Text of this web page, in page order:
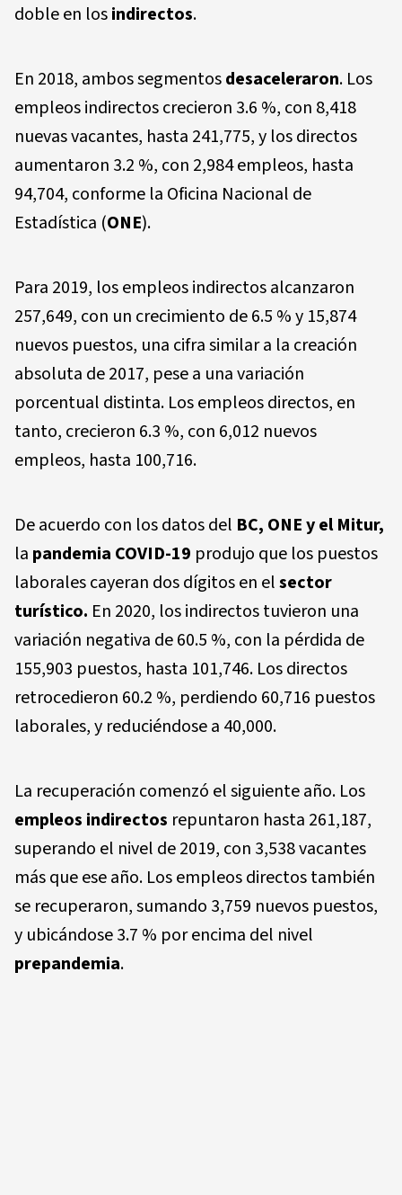
doble en losindirectos.
En 2018, ambos segmentosdesaceleraron. Los
empleos indirectos crecieron 3.6 %, con 8,418
nuevas vacantes, hasta 241,775, y los directos
aumentaron 3.2 %, con 2,984 empleos, hasta
94,704, conforme la Oficina Nacional de
Estadística (ONE).
Para 2019, los empleos indirectos alcanzaron
257,649, con un crecimiento de 6.5 % y 15,874
nuevos puestos, una cifra similar a la creación
absoluta de 2017, pese a una variación
porcentual distinta. Los empleos directos, en
tanto, crecieron 6.3 %, con 6,012 nuevos
empleos, hasta 100,716.
De acuerdo con los datos del BC, ONE y el Mitur,
la pandemia COVID-19 produjo que los puestos
laborales cayeran dos dígitos en elsector
turístico. En 2020, los indirectos tuvieron una
variación negativa de 60.5 %, con la pérdida de
155,903 puestos, hasta 101,746. Los directos
retrocedieron 60.2 %, perdiendo 60,716 puestos
laborales, y reduciéndose a 40,000.
La recuperación comenzó el siguiente año. Los
empleos indirectos repuntaron hasta 261,187,
superando el nivel de 2019, con 3,538 vacantes
más que ese año. Los empleos directos también
se recuperaron, sumando 3,759 nuevos puestos,
y ubicándose 3.7 % por encima del nivel
prepandemia.